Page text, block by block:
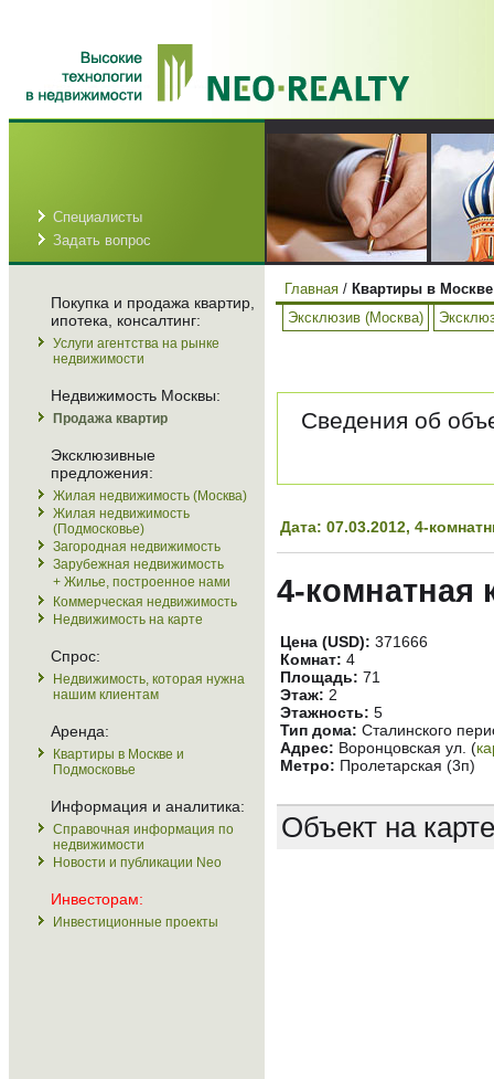
Специалисты
Задать вопрос
Покупка и продажа квартир,
ипотека, консалтинг:
Услуги агентства на рынке
недвижимости
Недвижимость Москвы:
Продажа квартир
Эксклюзивные
предложения:
Жилая недвижимость (Москва)
Жилая недвижимость
(Подмосковье)
Загородная недвижимость
Зарубежная недвижимость
+ Жилье, построенное нами
Коммерческая недвижимость
Недвижимость на карте
Спрос:
Недвижимость, которая нужна
нашим клиентам
Аренда:
Квартиры в Москве и
Подмосковье
Информация и аналитика:
Справочная информация по
недвижимости
Новости и публикации Neo
Инвесторам:
Инвестиционные проекты
Главная / Квартиры в
Эксклюзив (Москва)
Сведения об
Дата: 07.03.2012, 4-
4-комнатная
Цена (USD): 371666
Комнат: 4
Площадь: 71
Этаж: 2
Этажность: 5
Тип дома: Сталинского
Адрес: Воронцовская ул. (
Метро: Пролетарская (3п)
Объект на карте